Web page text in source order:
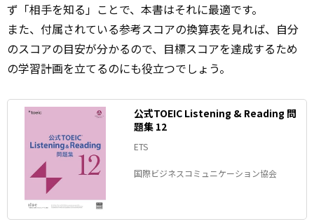
ず「相手を知る」ことで、本書はそれに最適です。
また、付属されている参考スコアの換算表を見れば、自分
のスコアの目安が分かるので、目標スコアを達成するため
の学習計画を立てるのにも役立つでしょう。
公式TOEIC Listening & Reading 問
題集 12
ETS
国際ビジネスコミュニケーション協会